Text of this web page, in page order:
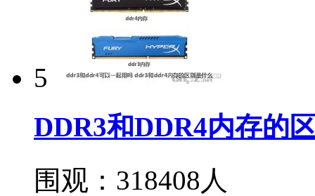
5
DDR3和DDR4内存的
围观：318408人